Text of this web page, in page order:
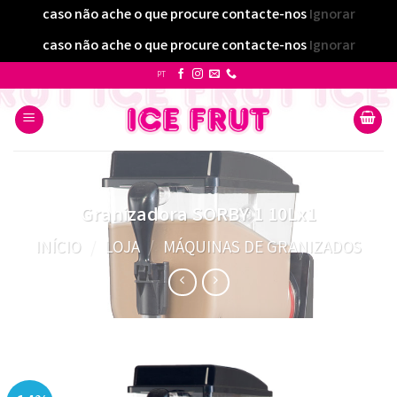
caso não ache o que procure contacte-nosIgnorar
caso não ache o que procure contacte-nosIgnorar
to
content
PT
Granizadora SORBY 1 10Lx1
INÍCIO LOJA / MÁQUINAS DE GRANIZADOS